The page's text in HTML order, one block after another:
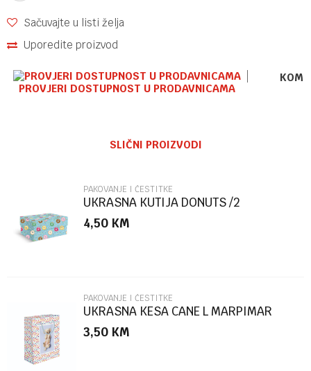
Sačuvajte u listi želja
Uporedite proizvod
PROVJERI DOSTUPNOST U PRODAVNICAMA
Poruka
POŠALJI
SLIČNI PROIZVODI
PAKOVANJE I ČESTITKE
UKRASNA KUTIJA DONUTS /2
MARPIMAR
4,50 KM
PAKOVANJE I ČESTITKE
UKRASNA KESA CANE L MARPIMAR
3,50 KM